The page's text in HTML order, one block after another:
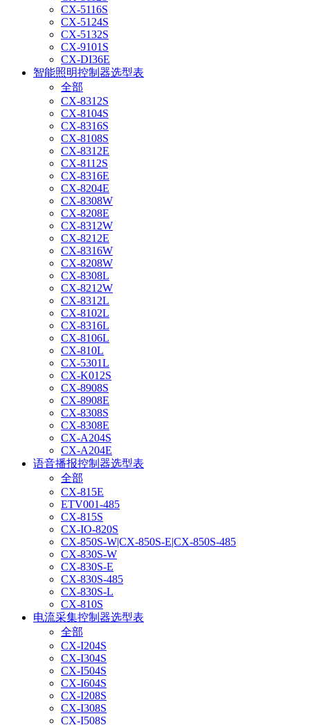
CX-5116S
CX-5124S
CX-5132S
CX-9101S
CX-DI36E
智能照明控制器选型表
全部
CX-8312S
CX-8104S
CX-8316S
CX-8108S
CX-8312E
CX-8112S
CX-8316E
CX-8204E
CX-8308W
CX-8208E
CX-8312W
CX-8212E
CX-8316W
CX-8208W
CX-8308L
CX-8212W
CX-8312L
CX-8102L
CX-8316L
CX-8106L
CX-810L
CX-5301L
CX-K012S
CX-8908S
CX-8908E
CX-8308S
CX-8308E
CX-A204S
CX-A204E
语音播报控制器选型表
全部
CX-815E
ETV001-485
CX-815S
CX-IO-820S
CX-850S-W|CX-850S-E|CX-850S-485
CX-830S-W
CX-830S-E
CX-830S-485
CX-830S-L
CX-810S
电流采集控制器选型表
全部
CX-I204S
CX-I304S
CX-I504S
CX-I604S
CX-I208S
CX-I308S
CX-I508S